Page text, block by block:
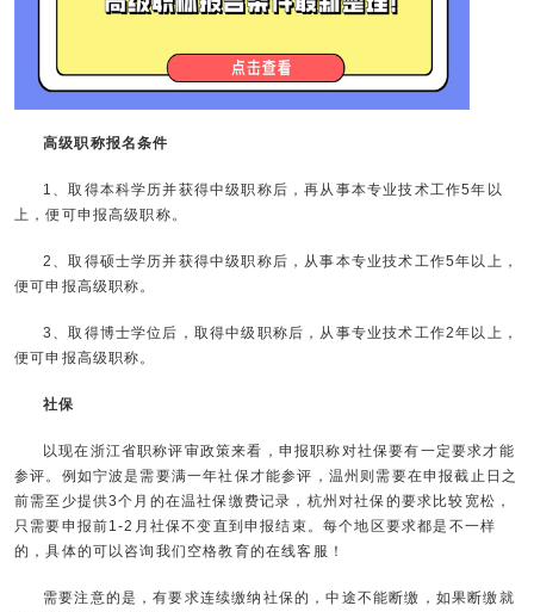
高级职称报名条件
1、取得本科学历并获得中级职称后，再从事本专业技术工作5年以
上，便可申报高级职称。
2、取得硕士学历并获得中级职称后，从事本专业技术工作5年以上，
便可申报高级职称。
3、取得博士学位后，取得中级职称后，从事专业技术工作2年以上，
便可申报高级职称。
社保
以现在浙江省职称评审政策来看，申报职称对社保要有一定要求才能
参评。例如宁波是需要满一年社保才能参评，温州则需要在申报截止日之
前需至少提供3个月的在温社保缴费记录，杭州对社保的要求比较宽松，
只需要申报前1-2月社保不变直到申报结束。每个地区要求都是不一样
的，具体的可以咨询我们空格教育的在线客服！
需要注意的是，有要求连续缴纳社保的，中途不能断缴，如果断缴就